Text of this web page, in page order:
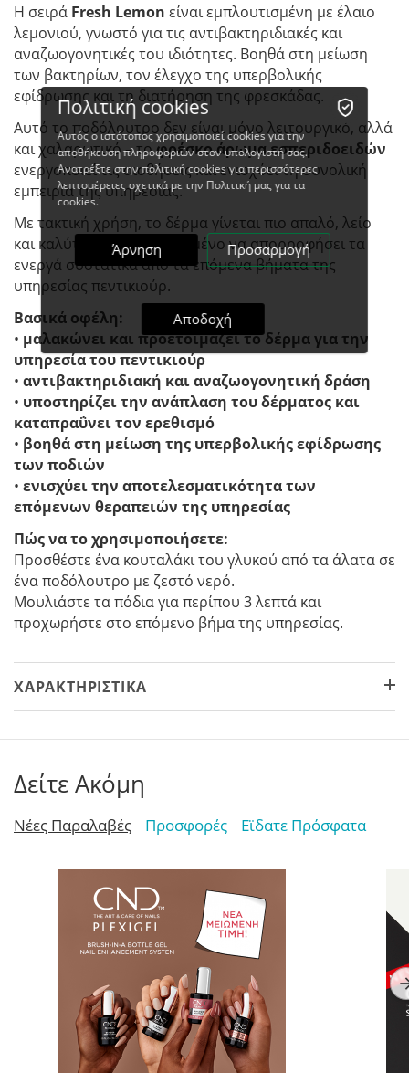
Η σειρά Fresh Lemon είναι εμπλουτισμένη με έλαιο
λεμονιού, γνωστό για τις αντιβακτηριδιακές και
αναζωογονητικές του ιδιότητες. Βοηθά στη μείωση
των βακτηρίων, τον έλεγχο της υπερβολικής
εφίδρωσης και τη διατήρηση της φρεσκάδας.
Αυτό το ποδόλουτρο δεν είναι μόνο λειτουργικό, αλλά
και χαλαρωτικό – τοφρέσκο άρωμα εσπεριδοειδών
ενεργοποιεί τις αισθήσεις και ενισχύει τη συνολική
εμπειρία της υπηρεσίας.
Με τακτική χρήση, το δέρμα γίνεται πιο απαλό, λείο
και καλύτερα προετοιμασμένο να απορροφήσει τα
ενεργά συστατικά από τα επόμενα βήματα της
υπηρεσίας πεντικιούρ.
Βασικά οφέλη:
• μαλακώνει και προετοιμάζει το δέρμα για την
υπηρεσία του πεντικιούρ
• αντιβακτηριδιακή και αναζωογονητική δράση
• υποστηρίζει την ανάπλαση του δέρματος και
καταπραΰνει τον ερεθισμό
• βοηθά στη μείωση της υπερβολικής εφίδρωσης
των ποδιών
• ενισχύει την αποτελεσματικότητα των
επόμενων θεραπειών της υπηρεσίας
Πώς να το χρησιμοποιήσετε:
Προσθέστε ένα κουταλάκι του γλυκού από τα άλατα σε
ένα ποδόλουτρο με ζεστό νερό.
Μουλιάστε τα πόδια για περίπου 3 λεπτά και
προχωρήστε στο επόμενο βήμα της υπηρεσίας.
ΧΑΡΑΚΤΗΡΙΣΤΙΚΆ
Δείτε Ακόμη
Νέες Παραλαβές Προσφορές Εϊδατε Πρόσφατα
Πολιτική cookies
Αυτός ο ιστότοπος χρησιμοποιεί cookies για την
αποθήκευση πληροφοριών στον υπολογιστή σας.
Ανατρέξτε στηνπολιτική cookiesγια περισσότερες
λεπτομέρειες σχετικά με την Πολιτική μας για τα
cookies.
Άρνηση Προσαρμογή
Αποδοχή